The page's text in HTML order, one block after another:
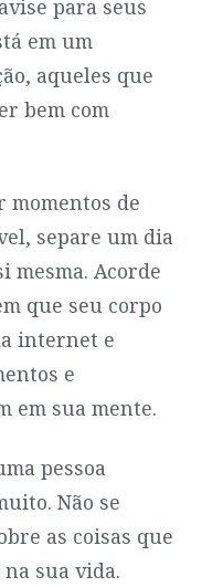
para seus
em um
aqueles que
bem com
momentos de
separe um dia
mesma. Acorde
que seu corpo
internet e
e
em sua mente.
pessoa
Não se
as coisas que
sua vida.